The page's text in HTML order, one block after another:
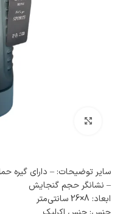
سایر توضیحات: – دارای گیره
– نشانگر حجم گنجایش
ابعاد: 8×26 سانتی‌متر